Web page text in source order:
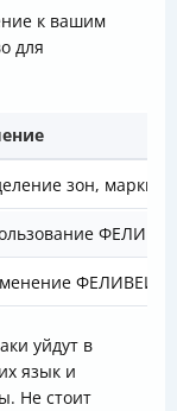
к вашим
для
зон,
ФЕЛИВЕЙ
уйдут в
язык и
Не стоит